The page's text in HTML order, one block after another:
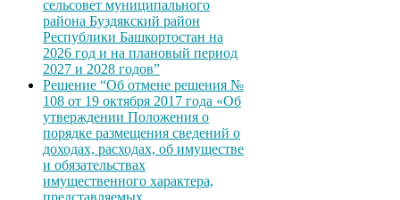
сельсовет муниципального
района Буздякский район
Республики Башкортостан на
2026 год и на плановый период
2027 и 2028 годов”
Решение “Об отмене решения №
108 от 19 октября 2017 года «Об
утверждении Положения о
порядке размещения сведений о
доходах, расходах, об имуществе
и обязательствах
имущественного характера,